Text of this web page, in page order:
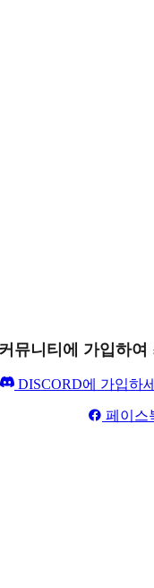
커뮤니티에 가입하
DISCORD에 가입하
페이스